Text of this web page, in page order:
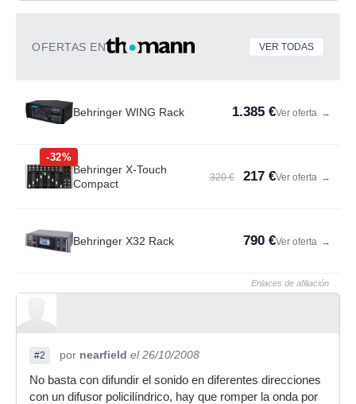
OFERTAS EN VER TODAS
Behringer WING Rack 1.385 €Ver oferta →
-32%
Behringer X-Touch
Compact
320 € 217 €Ver oferta →
Behringer X32 Rack 790 €Ver oferta →
Enlaces de afiliación
#2 por nearfield el 26/10/2008
No basta con difundir el sonido en diferentes direcciones
con un difusor policilíndrico, hay que romper la onda por